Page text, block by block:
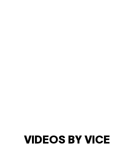
VIDEOS BY VICE